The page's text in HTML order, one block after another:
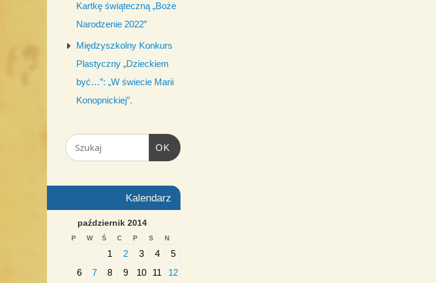
Kartkę świąteczną „Boże
Narodzenie 2022”
Międzyszkolny Konkurs
Plastyczny „Dzieckiem
być…”: „W świecie Marii
Konopnickiej”.
OK
Kalendarz
październik 2014
P W Ś C P S N
1 2 3 4
5
6
7 8 9 10 11 12